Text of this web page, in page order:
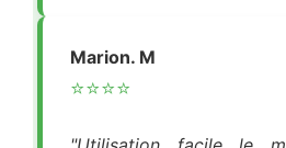
Marion. M
⭐⭐⭐⭐